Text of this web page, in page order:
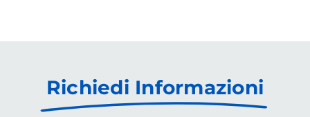
Richiedi Informazioni